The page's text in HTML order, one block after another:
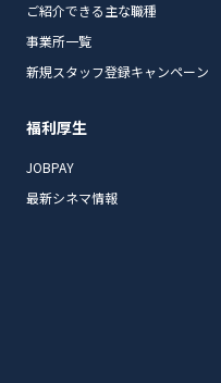
ご紹介できる主な職種
事業所一覧
新規スタッフ登録キャンペーン
福利厚生
JOBPAY
最新シネマ情報